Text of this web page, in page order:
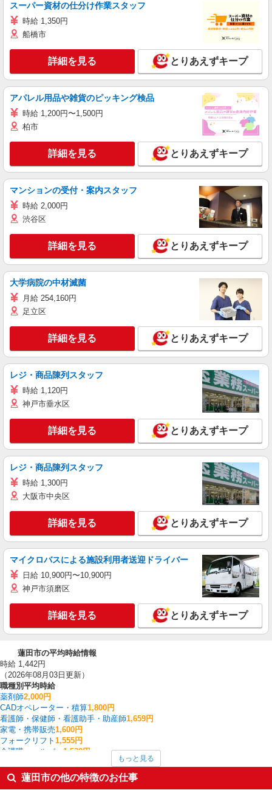
スーパー資材の仕分け作業スタッフ
時給 1,350円
船橋市
詳細を見る とりあえずキープ
アパレル用品や雑貨のピッキング検品
時給 1,200円〜1,500円
柏市
詳細を見る とりあえずキープ
マンションの受付・案内スタッフ
時給 2,000円
渋谷区
詳細を見る とりあえずキープ
大学病院の中材滅菌
月給 254,160円
足立区
詳細を見る とりあえずキープ
レジ・商品陳列スタッフ
時給 1,120円
神戸市垂水区
詳細を見る とりあえずキープ
レジ・商品陳列スタッフ
時給 1,300円
大阪市中央区
詳細を見る とりあえずキープ
マイクロバスによる施設利用者送迎ドライバー
日給 10,900円〜10,900円
神戸市須磨区
詳細を見る とりあえずキープ
蓮田市の平均時給情報
時給 1,442円
（2026年08月03日更新）
職種別平均時給
薬剤師2,000円
CADオペレーター・積算1,800円
看護師・保健師・看護助手・助産師1,659円
家電・携帯販売1,600円
フォークリフト 1,555円
介護職・ヘルパー 1,539円
1,525円
梱包・仕分け・ピッキング1,495円
一般・営業事務 1,460円
もっと見る
蓮田市の他の特徴のお仕事